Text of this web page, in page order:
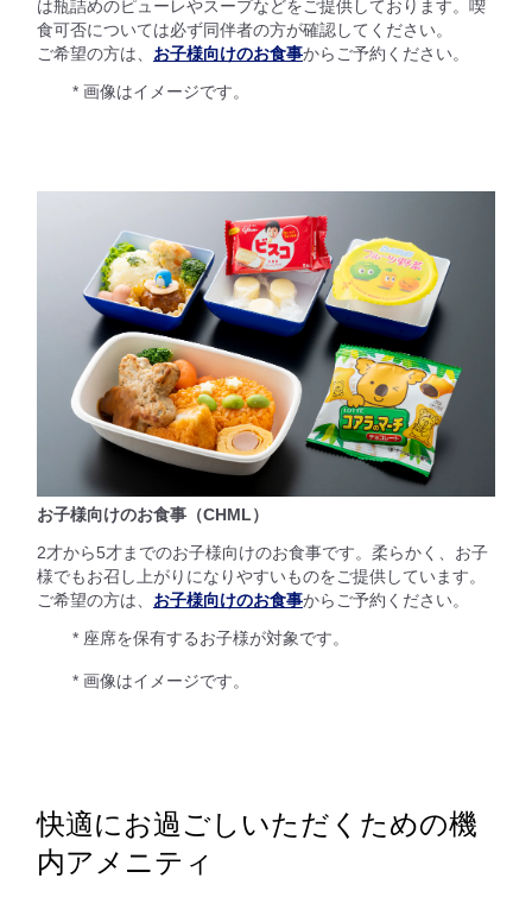
は瓶詰めのピューレやスープなどをご提供しております。喫
食可否については必ず同伴者の方が確認してください。
ご希望の方は、 お子様向けのお食事からご予約ください。
* 画像はイメージです。
お子様向けのお食事（CHML）
2才から5才までのお子様向けのお食事です。柔らかく、お子
様でもお召し上がりになりやすいものをご提供しています。
ご希望の方は、 お子様向けのお食事からご予約ください。
* 座席を保有するお子様が対象です。
* 画像はイメージです。
快適にお過ごしいただくための機
内アメニティ